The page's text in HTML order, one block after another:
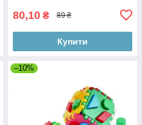
80,10 ₴ 89 ₴
Купити
–10%